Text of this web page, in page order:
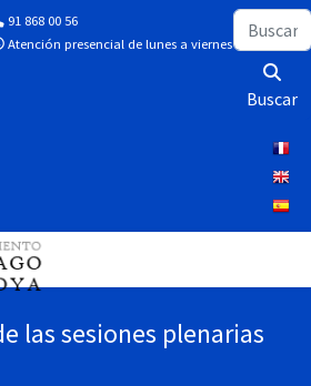
91 868 00 56
Atención presencial de lunes a viernes de 10:00 a
Buscar
Buscar
las sesiones plenarias